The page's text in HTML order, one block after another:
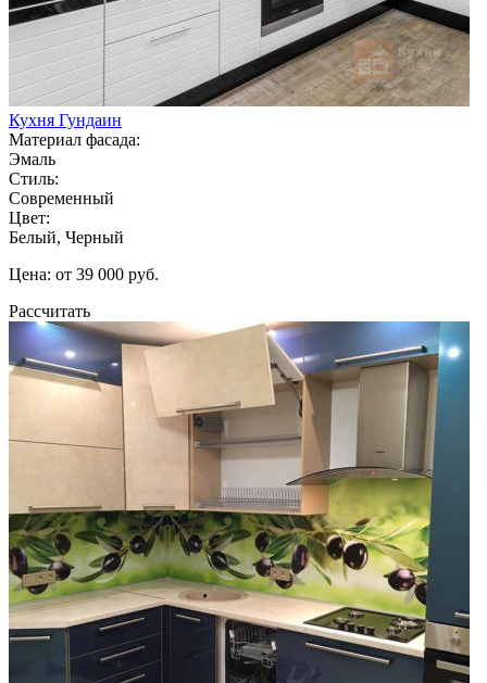
Кухня Гундаин
Материал фасада:
Эмаль
Стиль:
Современный
Цвет:
Белый, Черный
Цена: от 39 000 руб.
Рассчитать